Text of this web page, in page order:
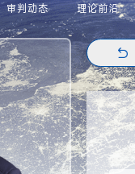
审判动态 理论前沿